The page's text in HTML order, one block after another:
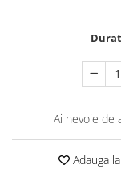
Ai nevoie de
Adauga